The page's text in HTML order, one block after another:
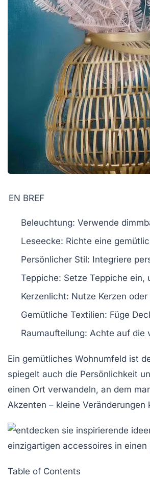
EN BREF
Beleuchtung: Verwende
Leseecke: Richte eine
Persönlicher Stil: Integriere
Teppiche: Setze Teppiche ein,
Kerzenlicht: Nutze Kerzen oder
Gemütliche Textilien: Füge
Raumaufteilung: Achte auf die
Ein gemütliches Wohnumfeld ist
spiegelt auch die Persönlichkeit
einen Ort verwandeln, an dem
Akzenten – kleine
Table of Contents